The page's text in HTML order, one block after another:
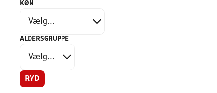
KØN
ALDERSGRUPPE
RYD